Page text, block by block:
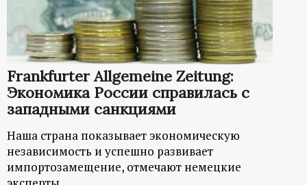
Frankfurter Allgemeine Zeitung:
Экономика России справилась с
западными санкциями
Наша страна показывает экономическую
независимость и успешно развивает
импортозамещение, отмечают немецкие